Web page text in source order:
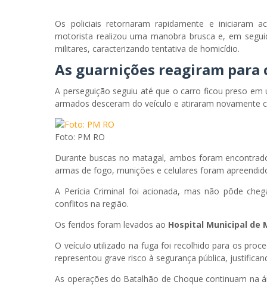
Os policiais retornaram rapidamente e iniciaram
motorista realizou uma manobra brusca e, em
militares, caracterizando tentativa de homicídio.
As guarnições reagiram para
A perseguição seguiu até que o carro ficou preso
armados desceram do veículo e atiraram
Foto: PM RO
Durante buscas no matagal, ambos foram
armas de fogo, munições e celulares foram
A Perícia Criminal foi acionada, mas não pôde
conflitos na região.
Os feridos foram levados ao Hospital Municipal de
O veículo utilizado na fuga foi recolhido para os
representou grave risco à segurança pública,
As operações do Batalhão de Choque continuam na